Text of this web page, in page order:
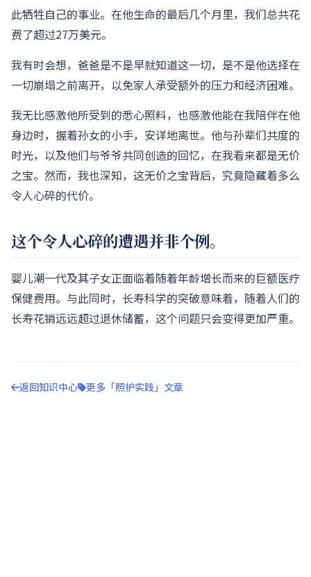
此牺牲自己的事业。在他生命的最后几个月里，我们总共花
费了超过27万美元。
我有时会想，爸爸是不是早就知道这一切，是不是他选择在
一切崩塌之前离开，以免家人承受额外的压力和经济困难。
我无比感激他所受到的悉心照料，也感激他能在我陪伴在他
身边时，握着孙女的小手，安详地离世。他与孙辈们共度的
时光，以及他们与爷爷共同创造的回忆，在我看来都是无价
之宝。然而，我也深知，这无价之宝背后，究竟隐藏着多么
令人心碎的代价。
这个令人心碎的遭遇并非个例。
婴儿潮一代及其子女正面临着随着年龄增长而来的巨额医疗
保健费用。与此同时，长寿科学的突破意味着，随着人们的
长寿花销远远超过退休储蓄，这个问题只会变得更加严重。
返回知识中心 更多「照护实践」文章